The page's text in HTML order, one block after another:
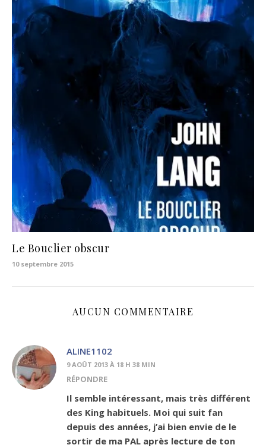
Le Bouclier obscur
10 septembre 2015
AUCUN COMMENTAIRE
ALINE1102
9 AOÛT 2013 À 18 H 38 MIN
RÉPONDRE
Il semble intéressant, mais très différent
des King habituels. Moi qui suit fan
depuis des années, j’ai bien envie de le
sortir de ma PAL après lecture de ton